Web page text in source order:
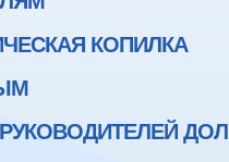
КОПИЛКА
ДОЛ